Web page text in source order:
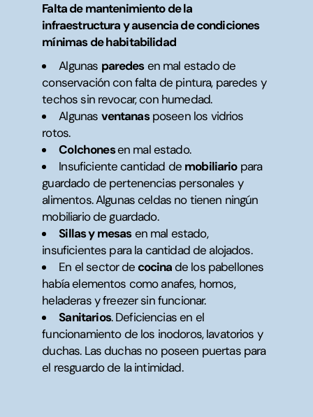
Falta de mantenimiento de la
infraestructura y ausencia de condiciones
mínimas de habitabilidad
Algunas paredesen mal estado de
conservación con falta de pintura, paredes y
techos sin revocar, con humedad.
Algunas ventanasposeen los vidrios
rotos.
Colchonesen mal estado.
Insuficiente cantidad de mobiliariopara
guardado de pertenencias personales y
alimentos. Algunas celdas no tienen ningún
mobiliario de guardado.
Sillas y mesasen mal estado,
insuficientes para la cantidad de alojados.
En el sector decocinade los pabellones
había elementos como anafes, hornos,
heladeras y freezer sin funcionar.
Sanitarios. Deficiencias en el
funcionamiento de los inodoros, lavatorios y
duchas. Las duchas no poseen puertas para
el resguardo de la intimidad.